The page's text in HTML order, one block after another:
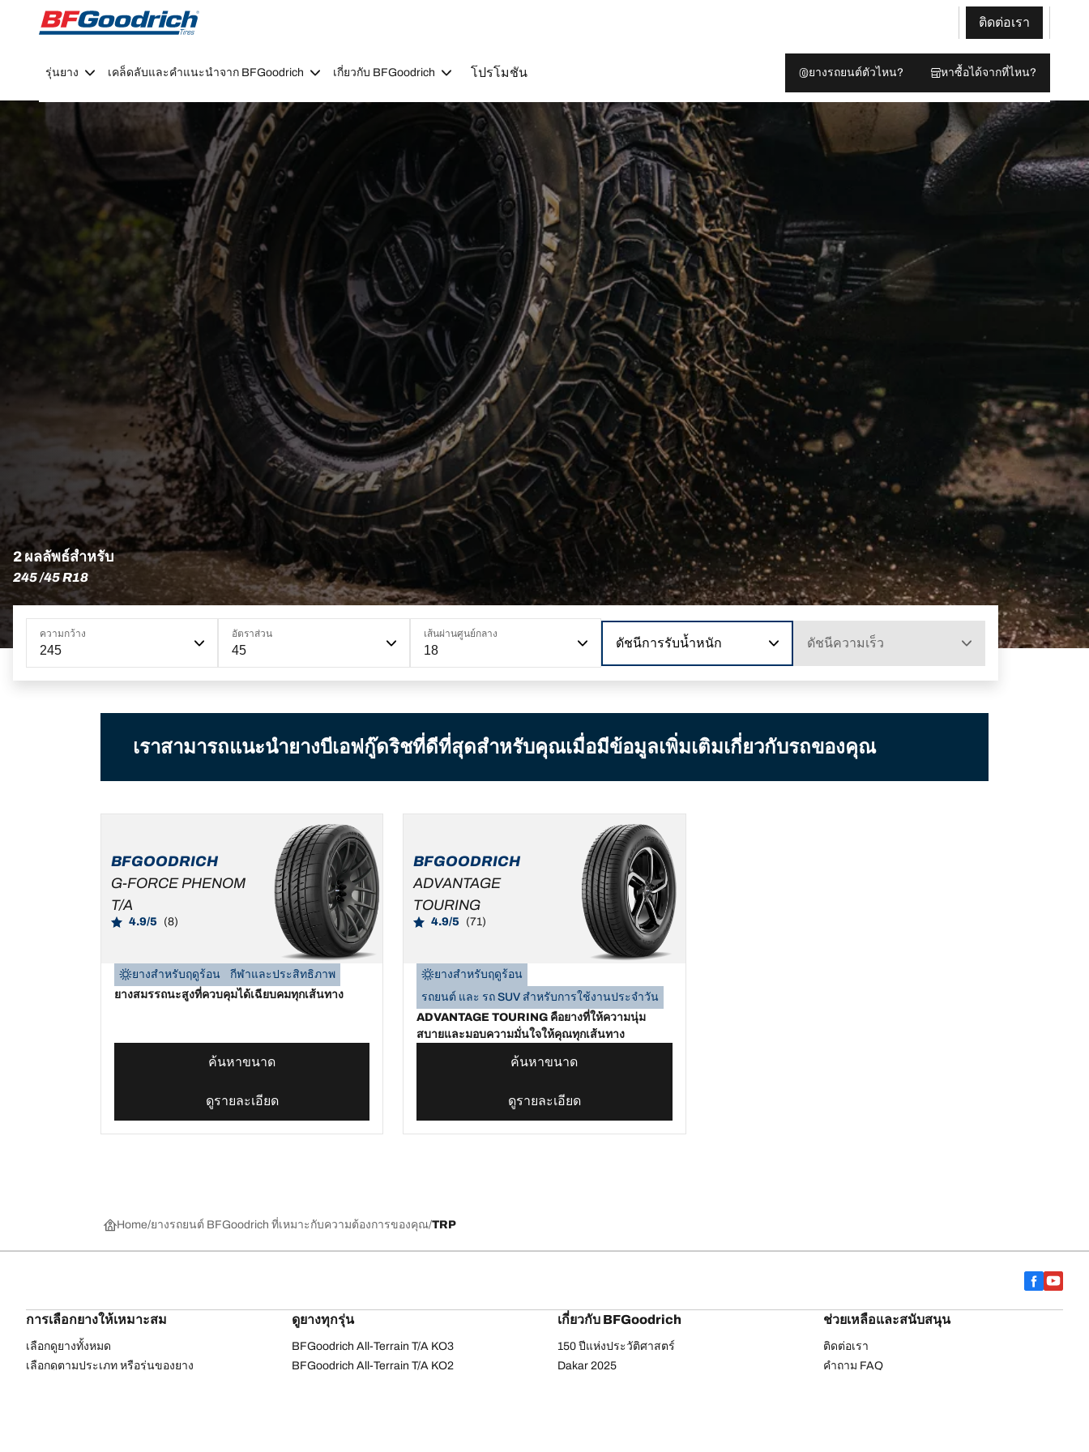
Go to page content
Go to page navigation
ติดต่อเรา
รุ่นยาง เคล็ดลับและคำแนะนำจาก BFGoodrich เกี่ยวกับ BFGoodrich โปรโมชัน ยางรถยนต์ตัวไหน? หาซื้อได้จากที่ไหน?
2 ผลลัพธ์สำหรับ
245 /45 R18
ความกว้าง
245
อัตราส่วน
45
เส้นผ่านศูนย์กลาง
18
ดัชนีการรับน้ำหนัก ดัชนีความเร็ว
เราสามารถแนะนำยางบีเอฟกู๊ดริชที่ดีที่สุดสำหรับคุณเมื่อมีข้อมูลเพิ่มเติมเกี่ยวกับรถของคุณ
BFGOODRICH
G-FORCE PHENOM
T/A
4.9/5 (8)
ยางสำหรับฤดูร้อน
กีฬาและประสิทธิภาพ
ยางสมรรถนะสูงที่ควบคุมได้เฉียบคมทุกเส้นทาง
ค้นหาขนาด
ดูรายละเอียด
BFGOODRICH
ADVANTAGE
TOURING
4.9/5 (71)
ยางสำหรับฤดูร้อน
รถยนต์ และ รถ SUV สำหรับการใช้งานประจำวัน
ADVANTAGE TOURING คือยางที่ให้ความนุ่ม
สบายและมอบความมั่นใจให้คุณทุกเส้นทาง
ค้นหาขนาด
ดูรายละเอียด
Home ยางรถยนต์ BFGoodrich ที่เหมาะกับความต้องการของคุณ TRP
การเลือกยางให้เหมาะสม
เลือกดูยางทั้งหมด
เลือกดูตามประเภท หรือรุ่นของยาง
ดูยางทุกรุ่น
BFGoodrich All-Terrain T/A KO3
BFGoodrich All-Terrain T/A KO2
เกี่ยวกับ BFGoodrich
150 ปีแห่งประวัติศาสตร์
Dakar 2025
ช่วยเหลือและสนับสนุน
ติดต่อเรา
คำถาม FAQ